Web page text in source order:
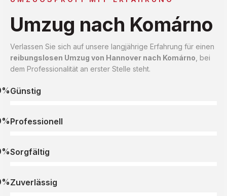
Umzug nach Komárno
Verlassen Sie sich auf unsere langjährige Erfahrung für einen
reibungslosen Umzug von Hannover nach Komárno , bei
dem Professionalität an erster Stelle steht.
Günstig
Professionell
Sorgfältig
Zuverlässig